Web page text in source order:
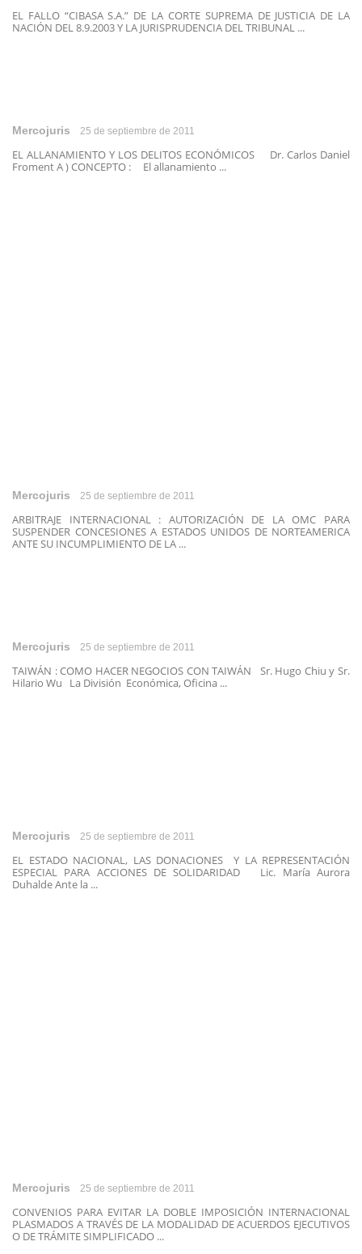
EL FALLO “CIBASA S.A.” DE LA CORTE SUPREMA DE JUSTICIA DE LA
NACIÓN DEL 8.9.2003 Y LA JURISPRUDENCIA DEL TRIBUNAL ...
Mercojuris 25 de septiembre de 2011
EL ALLANAMIENTO Y LOS DELITOS ECONÓMICOS Dr. Carlos Daniel
Froment A ) CONCEPTO : El allanamiento ...
Mercojuris 25 de septiembre de 2011
ARBITRAJE INTERNACIONAL : AUTORIZACIÓN DE LA OMC PARA
SUSPENDER CONCESIONES A ESTADOS UNIDOS DE NORTEAMERICA
ANTE SU INCUMPLIMIENTO DE LA ...
Mercojuris 25 de septiembre de 2011
TAIWÁN : COMO HACER NEGOCIOS CON TAIWÁN Sr. Hugo Chiu y Sr.
Hilario Wu La División Económica, Oficina ...
Mercojuris 25 de septiembre de 2011
EL ESTADO NACIONAL, LAS DONACIONES Y LA REPRESENTACIÓN
ESPECIAL PARA ACCIONES DE SOLIDARIDAD Lic. María Aurora
Duhalde Ante la ...
Mercojuris 25 de septiembre de 2011
CONVENIOS PARA EVITAR LA DOBLE IMPOSICIÓN INTERNACIONAL
PLASMADOS A TRAVÉS DE LA MODALIDAD DE ACUERDOS EJECUTIVOS
O DE TRÁMITE SIMPLIFICADO ...